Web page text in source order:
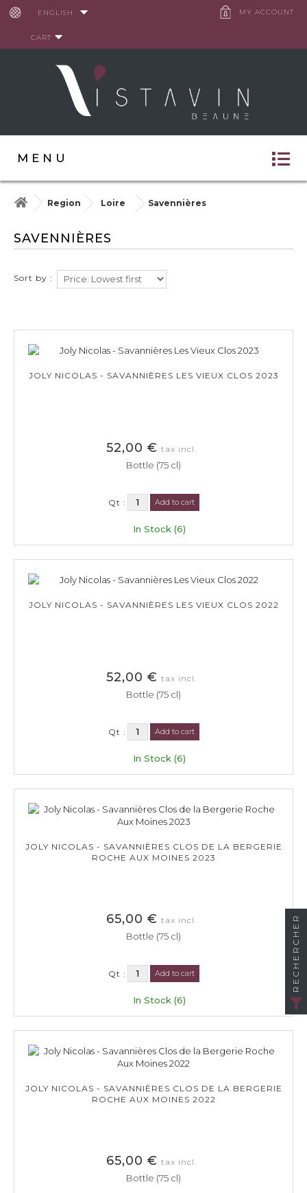
MY ACCOUNT
ENGLISH
CART
MENU
Region Loire Savennières
SAVENNIÈRES
Sort by :
JOLY NICOLAS - SAVANNIÈRES LES VIEUX CLOS 2023
52,00 € tax incl.
Bottle (75 cl)
Qt : Add to cart
In Stock (6)
JOLY NICOLAS - SAVANNIÈRES LES VIEUX CLOS 2022
52,00 € tax incl.
Bottle (75 cl)
Qt : Add to cart
In Stock (6)
JOLY NICOLAS - SAVANNIÈRES CLOS DE LA BERGERIE
ROCHE AUX MOINES 2023
65,00 € tax incl.
Bottle (75 cl)
Qt : Add to cart
In Stock (6)
JOLY NICOLAS - SAVANNIÈRES CLOS DE LA BERGERIE
ROCHE AUX MOINES 2022
65,00 € tax incl.
Bottle (75 cl)
RECHERCHER
Cookies management panel